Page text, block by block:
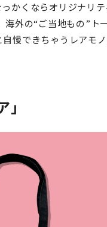
かくならオリジナリテ
外の“ご当地もの”トー
慢できちゃうレアモ